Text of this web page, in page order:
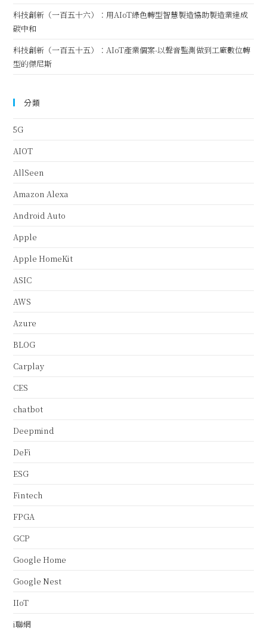
科技創新（一百五十六）：用AIoT綠色轉型智慧製造協助製造業達成
碳中和
科技創新（一百五十五）：AIoT產業個案-以聲音監測做到工廠數位轉
型的傑尼斯
分類
5G
AIOT
AllSeen
Amazon Alexa
Android Auto
Apple
Apple HomeKit
ASIC
AWS
Azure
BLOG
Carplay
CES
chatbot
Deepmind
DeFi
ESG
Fintech
FPGA
GCP
Google Home
Google Nest
IIoT
i聯網